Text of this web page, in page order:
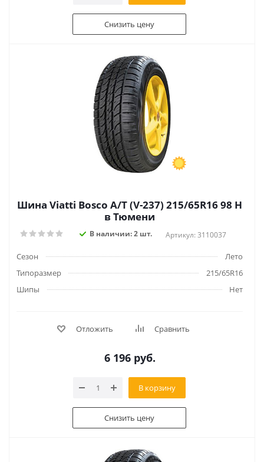
Снизить цену
Шина Viatti Bosco A/T (V-237) 215/65R16 98 H
в Тюмени
В наличии: 2 шт. Артикул: 3110037
Сезон
Лето
Типоразмер
215/65R16
Шипы
Нет
Отложить Сравнить
6 196 руб.
В корзину
Снизить цену